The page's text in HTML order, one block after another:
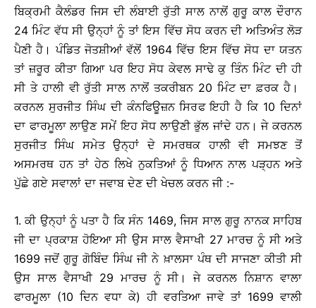
ਬਿਕ੍ਰਮੀ ਕੈਲੰਡਰ ਜਿਸ ਦੀ ਲੰਬਾਈ ਰੁੱਤੀ ਸਾਲ ਨਾਲੋਂ ਗੁਰੂ ਕਾਲ ਦੌਰਾਨ
24 ਮਿੰਟ ਵੱਧ ਸੀ ਉਨ੍ਹਾਂ ਨੂੰ ਤਾਂ ਇਸ ਵਿੱਚ ਸੋਧ ਕਰਨ ਦੀ ਅਤਿਅੰਤ ਲੋੜ
ਪੈਣੀ ਹੈ। ਪੰਡਿਤ ਜੋਤਸ਼ੀਆਂ ਵੱਲੋਂ 1964 ਵਿੱਚ ਇਸ ਵਿੱਚ ਸੋਧ ਦਾ ਯਤਨ
ਤਾਂ ਜ਼ਰੂਰ ਕੀਤਾ ਗਿਆ ਪਰ ਇਹ ਸੋਧ ਕੇਵਲ ਸਾਢੇ ਕੁ ਤਿੰਨ ਮਿੰਟ ਦੀ ਹੀ
ਸੀ ਤੇ ਹਾਲੀ ਵੀ ਰੁੱਤੀ ਸਾਲ ਨਾਲੋਂ ਤਕਰੀਬਨ 20 ਮਿੰਟ ਦਾ ਫ਼ਰਕ ਹੈ।
ਕਰਨਲ ਸੁਰਜੀਤ ਸਿੰਘ ਦੀ ਕੰਨਫਿਊਜ਼ਨ ਸਿਰਫ ਇਹੀ ਹੈ ਕਿ 10 ਦਿਨਾਂ
ਦਾ ਫਾਰਮੂਲਾ ਲਾਉਣ ਸਮੇਂ ਇਹ ਸੋਧ ਲਾਉਣੀ ਭੁੱਲ ਜਾਂਦੇ ਹਨ। ਜੇ ਕਰਨਲ
ਸੁਰਜੀਤ ਸਿੰਘ ਸਮੇਤ ਉਨ੍ਹਾਂ ਦੇ ਸਮਰਥਕ ਹਾਲੀ ਵੀ ਸਮਝਣ ਤੋਂ
ਅਸਮਰਥ ਹਨ ਤਾਂ ਹੇਠ ਲਿਖੇ ਨੁਕਤਿਆਂ ਨੂੰ ਧਿਆਨ ਨਾਲ ਪੜ੍ਹਨ ਅਤੇ
ਪੁੱਛੇ ਗਏ ਸਵਾਲਾਂ ਦਾ ਜਵਾਬ ਦੇਣ ਦੀ ਖੇਚਲ ਕਰਨ ਜੀ :-
1. ਕੀ ਉਨ੍ਹਾਂ ਨੂੰ ਪਤਾ ਹੈ ਕਿ ਸੰਨ 1469, ਜਿਸ ਸਾਲ ਗੁਰੂ ਨਾਨਕ ਸਾਹਿਬ
ਜੀ ਦਾ ਪ੍ਰਕਾਸ਼ ਹੋਇਆ ਸੀ ਉਸ ਸਾਲ ਵੈਸਾਖੀ 27 ਮਾਰਚ ਨੂੰ ਸੀ ਅਤੇ
1699 ਜਦੋਂ ਗੁਰੂ ਗੋਬਿੰਦ ਸਿੰਘ ਜੀ ਨੇ ਖ਼ਾਲਸਾ ਪੰਥ ਦੀ ਸਾਜਣਾ ਕੀਤੀ ਸੀ
ਉਸ ਸਾਲ ਵੈਸਾਖੀ 29 ਮਾਰਚ ਨੂੰ ਸੀ। ਜੇ ਕਰਨਲ ਨਿਸ਼ਾਨ ਵਾਲਾ
ਫਾਰਮੂਲਾ (10 ਦਿਨ ਵਧਾ ਕੇ) ਹੀ ਵਰਤਿਆ ਜਾਵੇ ਤਾਂ 1699 ਵਾਲੀ